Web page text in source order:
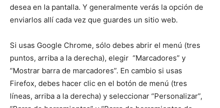
desea en la pantalla. Y generalmente verás la opción de
enviarlos allí cada vez que guardes un sitio web.
Si usas Google Chrome, sólo debes abrir el menú (tres
puntos, arriba a la derecha), elegir “Marcadores” y
“Mostrar barra de marcadores”. En cambio si usas
Firefox, debes hacer clic en el botón de menú (tres
líneas, arriba a la derecha) y seleccionar “Personalizar”,